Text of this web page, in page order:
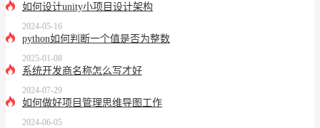
如何设计unity小项目设计架构
2024-05-16
python如何判断一个值是否为整数
2025-01-08
系统开发商名称怎么写才好
2024-07-29
如何做好项目管理思维导图工作
2024-06-05